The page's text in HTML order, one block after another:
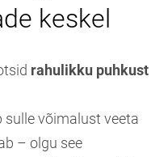
keskel
rahulikku puhkust
sulle võimalust veeta
– olgu see